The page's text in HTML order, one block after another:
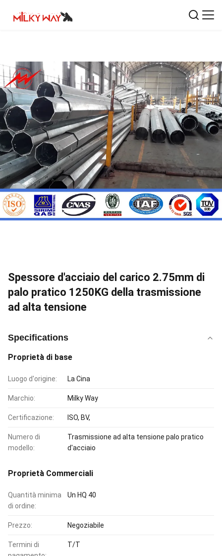
Spessore d'acciaio del carico 2.75mm di
palo pratico 1250KG della trasmissione
ad alta tensione
Specifications
Proprietà di base
Luogo d'origine: La Cina
Marchio: Milky Way
Certificazione: ISO, BV,
Numero di
modello:
Trasmissione ad alta tensione palo pratico
d'acciaio
Proprietà Commerciali
Quantità minima
di ordine:
Un HQ 40
Prezzo: Negoziabile
Termini di
T/T